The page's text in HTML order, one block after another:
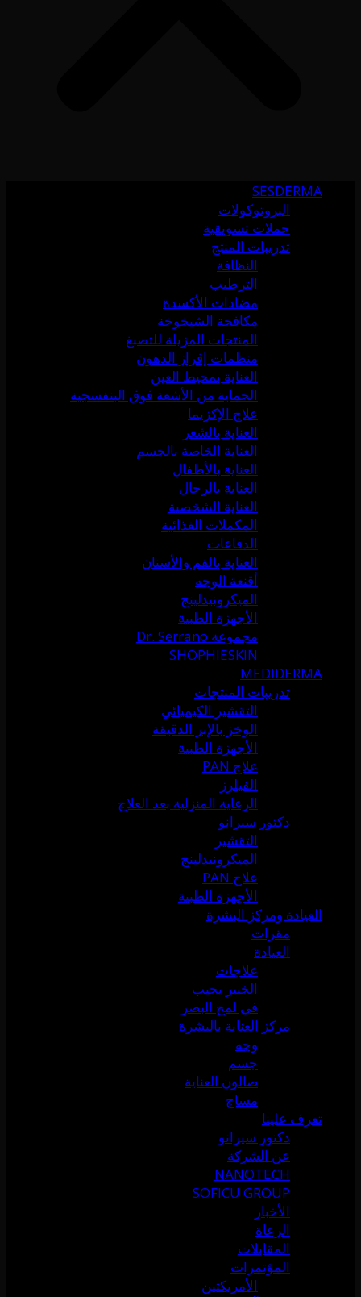
SESDERMA
البروتوكولات
حملات تسويقية
تدريبات المنتج
النظافة
الترطيب
مضادات الأكسدة
مكافحة الشيخوخة
المنتجات المزيلة للتصبغ
منظمات إفراز الدهون
العناية بمحيط العين
الحماية من الأشعة فوق البنفسجية
علاج الإكزيما
العناية بالشعر
العناية الخاصة بالجسم
العناية بالأطفال
العناية بالرجال
العناية الشخصية
المكملات الغذائية
الدفاعات
العناية بالفم والأسنان
أقنعة الوجه
الميكرونيدلينج
الأجهزة الطبية
مجموعة Dr. Serrano
SHOPHIESKIN
MEDIDERMA
تدريبات المنتجات
التقشير الكيميائي
الوخز بالإبر الدقيقة
الأجهزة الطبية
علاج PAN
الفيلرز
الرعاية المنزلية بعد العلاج
دكتور سيرانو
التقشير
الميكرونيدلينج
علاج PAN
الأجهزة الطبية
العيادة ومركز البشرة
مقرات
العيادة
علاجات
الخبير يجيب
في لمح البصر
مركز العناية بالبشرة
وجه
جسم
صالون العناية
مساج
تعرف علينا
دكتور سيرانو
عن الشركة
NANOTECH
SOFICU GROUP
الأخبار
الرعاة
المقابلات
المؤتمرات
الأمريكتين